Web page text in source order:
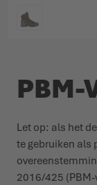
PBM-
Let op: als het
te gebruiken als
2016/425